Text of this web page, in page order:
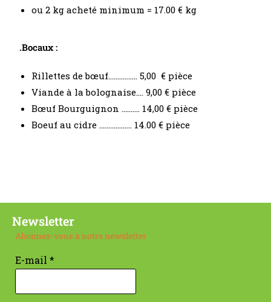
ou 2 kg acheté minimum = 17.00 € kg
.Bocaux :
Rillettes de bœuf……………. 5,00 € pièce
Viande à la bolognaise…. 9,00 € pièce
Bœuf Bourguignon …….… 14,00 € pièce
Boeuf au cidre ……………… 14.00 € pièce
Newsletter
Abonnez-vous à notre newsletter
E-mail *